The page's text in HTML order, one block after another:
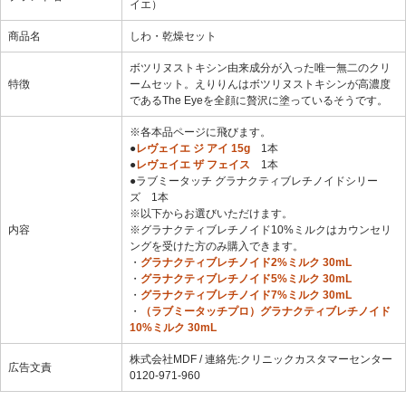
イエ）
商品名 しわ・乾燥セット
特徴
ボツリヌストキシン由来成分が入った唯一無二のクリ
ームセット。えりりんはボツリヌストキシンが高濃度
であるThe Eyeを全顔に贅沢に塗っているそうです。
内容
※各本品ページに飛びます。
●レヴェイエ ジ アイ 15g 1本
●レヴェイエ ザ フェイス 1本
●ラブミータッチ グラナクティブレチノイドシリー
ズ 1本
※以下からお選びいただけます。
※グラナクティブレチノイド10%ミルクはカウンセリ
ングを受けた方のみ購入できます。
・ グラナクティブレチノイド2%ミルク 30mL
・ グラナクティブレチノイド5%ミルク 30mL
・ グラナクティブレチノイド7%ミルク 30mL
・
（ラブミータッチプロ）グラナクティブレチノイド
10%ミルク 30mL
広告文責
株式会社MDF / 連絡先:クリニックカスタマーセンター
0120-971-960